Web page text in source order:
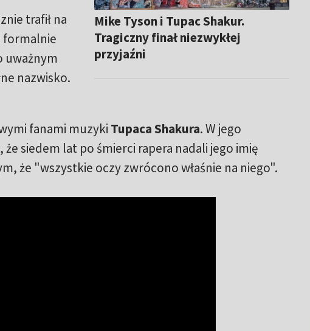
Mike Tyson i Tupac Shakur.
Tragiczny finał niezwykłej
przyjaźni
trafił na
formalnie
uważnym
nazwisko.
fanami muzyki Tupaca Shakura. W jego
siedem lat po śmierci rapera nadali jego imię
że "wszystkie oczy zwrócono właśnie na niego".